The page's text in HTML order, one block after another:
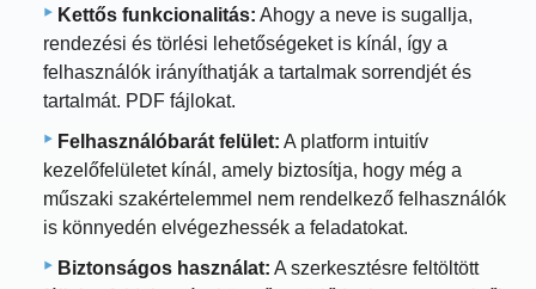
Kettős funkcionalitás: Ahogy a neve is sugallja,
rendezési és törlési lehetőségeket is kínál, így a
felhasználók irányíthatják a tartalmak sorrendjét és
tartalmát. PDF fájlokat.
Felhasználóbarát felület: A platform intuitív
kezelőfelületet kínál, amely biztosítja, hogy még a
műszaki szakértelemmel nem rendelkező felhasználók
is könnyedén elvégezhessék a feladatokat.
Biztonságos használat: A szerkesztésre feltöltött